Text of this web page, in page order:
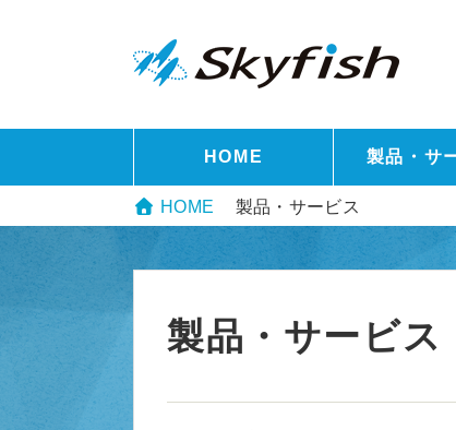
HOME 製品・サ
HOME 製品・サービス
製品・サービス